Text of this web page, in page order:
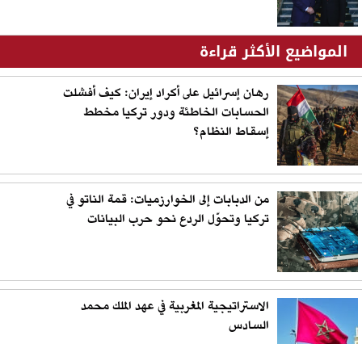
المواضيع الأكثر قراءة
رهان إسرائيل على أكراد إيران: كيف أفشلت
الحسابات الخاطئة ودور تركيا مخطط
إسقاط النظام؟
من الدبابات إلى الخوارزميات: قمة الناتو في
تركيا وتحوّل الردع نحو حرب البيانات
الاستراتيجية المغربية في عهد الملك محمد
السادس